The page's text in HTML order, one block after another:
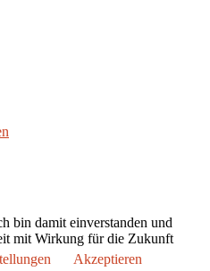
bin damit einverstanden und
mit Wirkung für die Zukunft
Akzeptieren